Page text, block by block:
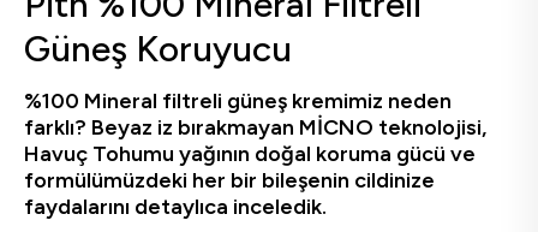
Güneş Koruyucu
%100 Mineral filtreli güneş kremimiz neden
farklı? Beyaz iz bırakmayan MİCNO teknolojisi,
Havuç Tohumu yağının doğal koruma gücü ve
formülümüzdeki her bir bileşenin cildinize
faydalarını detaylıca inceledik.